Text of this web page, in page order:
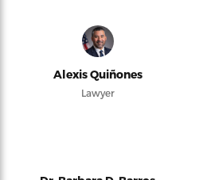
Alexis Quiñones
Lawyer